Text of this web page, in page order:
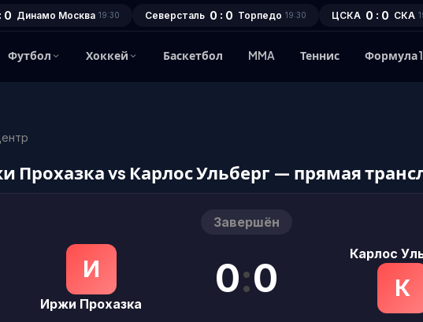
0 Динамо Москва 19:30 Северсталь 0 : 0 Торпедо 19:30 ЦСКА 0 : 0 СКА
Футбол Хоккей Баскетбол MMA Теннис Формула 1
Прохазка vs Карлос Ульберг — прямая
Завершён
И
Иржи Прохазка
0:0
Карлос
К